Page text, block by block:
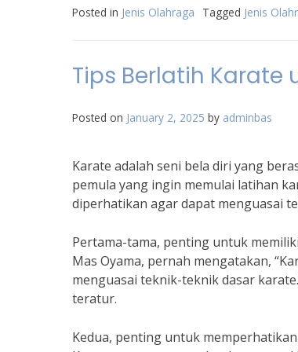
Posted in Jenis Olahraga Tagged Jenis
Tips Berlatih Karate
Posted on January 2, 2025 by adminbas
Karate adalah seni bela diri yang
pemula yang ingin memulai latihan
diperhatikan agar dapat menguasai
Pertama-tama, penting untuk
Mas Oyama, pernah mengatakan,
menguasai teknik-teknik dasar
teratur.
Kedua, penting untuk